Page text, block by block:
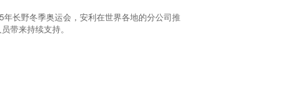
长野冬季奥运会，安利在世界各地的分公司推
带来持续支持。